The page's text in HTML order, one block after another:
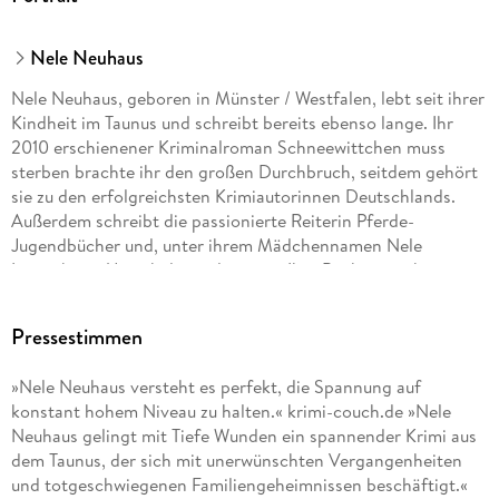
Nele Neuhaus
Nele Neuhaus, geboren in Münster / Westfalen, lebt seit ihrer
Kindheit im Taunus und schreibt bereits ebenso lange. Ihr
2010 erschienener Kriminalroman Schneewittchen muss
sterben brachte ihr den großen Durchbruch, seitdem gehört
sie zu den erfolgreichsten Krimiautorinnen Deutschlands.
Außerdem schreibt die passionierte Reiterin Pferde-
Jugendbücher und, unter ihrem Mädchennamen Nele
Löwenberg, Unterhaltungsliteratur. Ihre Bücher erscheinen in
ernannt.
Pressestimmen
»Nele Neuhaus versteht es perfekt, die Spannung auf
konstant hohem Niveau zu halten.« krimi-couch.de »Nele
Neuhaus gelingt mit Tiefe Wunden ein spannender Krimi aus
dem Taunus, der sich mit unerwünschten Vergangenheiten
und totgeschwiegenen Familiengeheimnissen beschäftigt.«